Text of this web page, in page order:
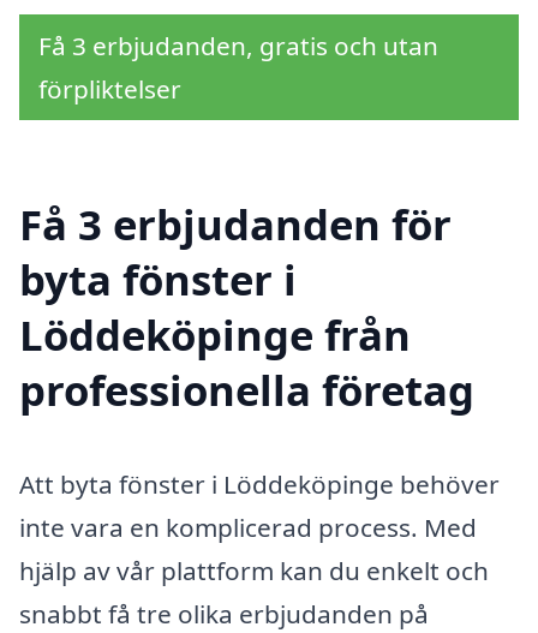
Få 3 erbjudanden, gratis och utan
förpliktelser
Få 3 erbjudanden för
byta fönster i
Löddeköpinge från
professionella företag
Att byta fönster i Löddeköpinge behöver
inte vara en komplicerad process. Med
hjälp av vår plattform kan du enkelt och
snabbt få tre olika erbjudanden på